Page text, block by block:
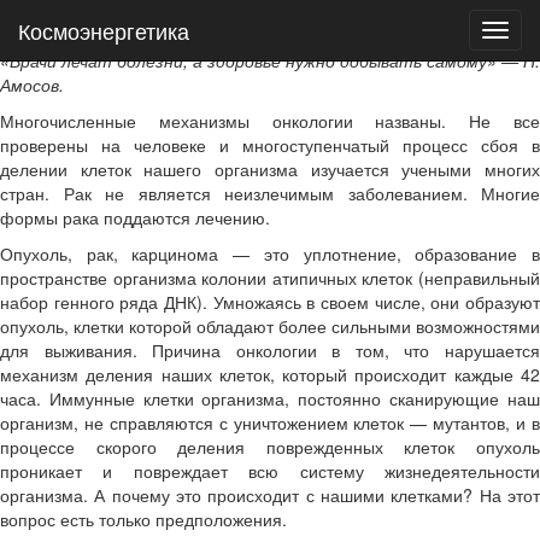
Космоэнергетика
Онкология: что нужно знать и чему верить
«Врачи лечат болезни, а здоровье нужно добывать самому» — Н.
Амосов.
Многочисленные механизмы онкологии названы. Не все
проверены на человеке и многоступенчатый процесс сбоя в
делении клеток нашего организма изучается учеными многих
стран. Рак не является неизлечимым заболеванием. Многие
формы рака поддаются лечению.
Опухоль, рак, карцинома — это уплотнение, образование в
пространстве организма колонии атипичных клеток (неправильный
набор генного ряда ДНК). Умножаясь в своем числе, они образуют
опухоль, клетки которой обладают более сильными возможностями
для выживания. Причина онкологии в том, что нарушается
механизм деления наших клеток, который происходит каждые 42
часа. Иммунные клетки организма, постоянно сканирующие наш
организм, не справляются с уничтожением клеток — мутантов, и в
процессе скорого деления поврежденных клеток опухоль
проникает и повреждает всю систему жизнедеятельности
организма. А почему это происходит с нашими клетками? На этот
вопрос есть только предположения.